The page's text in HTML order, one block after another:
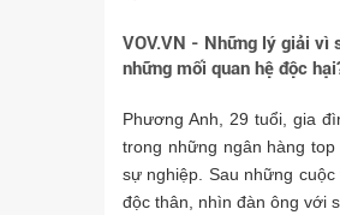
VOV.VN - Những lý giải vì
những mối quan hệ độc
Phương Anh, 29 tuổi, gia
trong những ngân hàng
sự nghiệp. Sau những
độc thân, nhìn đàn ông với